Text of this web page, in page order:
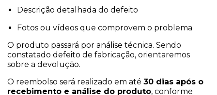
Descrição detalhada do defeito
Fotos ou vídeos que comprovem o problema
O produto passará por análise técnica. Sendo
constatado defeito de fabricação, orientaremos
sobre a devolução.
O reembolso será realizado em até 30 dias após o
recebimento e análise do produto, conforme